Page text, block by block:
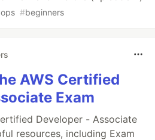
#beginners
AWS Certified
Exam
Developer - Associate
resources, including Exam